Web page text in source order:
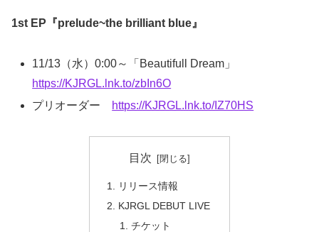
1st EP『prelude~the brilliant blue』
11/13（水）0:00～「Beautifull Dream」
https://KJRGL.lnk.to/zbIn6O
プリオーダー
https://KJRGL.lnk.to/IZ70HS
目次
リリース情報
KJRGL DEBUT LIVE
チケット